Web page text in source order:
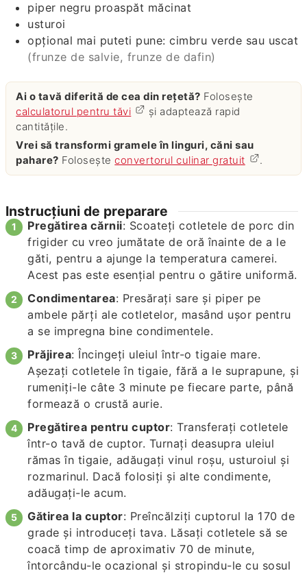
piper negru proaspăt măcinat
usturoi
opţional mai puteti pune: cimbru verde sau uscat
(frunze de salvie, frunze de dafin)
Ai o tavă diferită de cea din rețetă? Folosește
calculatorul pentru tăvi
și adaptează rapid
cantitățile.
Vrei să transformi gramele în linguri, căni sau
pahare? Foloseșteconvertorul culinar gratuit .
Instrucțiuni de preparare
Pregătirea cărnii: Scoateți cotletele de porc din
frigider cu vreo jumătate de oră înainte de a le
găti, pentru a ajunge la temperatura camerei.
Acest pas este esențial pentru o gătire uniformă.
Condimentarea: Presărați sare și piper pe
ambele părți ale cotletelor, masând ușor pentru
a se impregna bine condimentele.
Prăjirea: Încingeți uleiul într-o tigaie mare.
Așezați cotletele în tigaie, fără a le suprapune, și
rumeniți-le câte 3 minute pe fiecare parte, până
formează o crustă aurie.
Pregătirea pentru cuptor: Transferați cotletele
într-o tavă de cuptor. Turnați deasupra uleiul
rămas în tigaie, adăugați vinul roșu, usturoiul și
rozmarinul. Dacă folosiți și alte condimente,
adăugați-le acum.
Gătirea la cuptor: Preîncălziți cuptorul la 170 de
grade și introduceți tava. Lăsați cotletele să se
coacă timp de aproximativ 70 de minute,
întorcându-le ocazional și stropindu-le cu sosul